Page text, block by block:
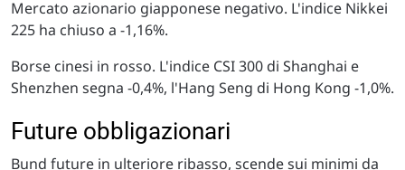
Mercato azionario giapponese negativo. L'indice Nikkei
225 ha chiuso a -1,16%.
Borse cinesi in rosso. L'indice CSI 300 di Shanghai e
Shenzhen segna -0,4%, l'Hang Seng di Hong Kong -1,0%.
Future obbligazionari
Bund future in ulteriore ribasso, scende sui minimi da